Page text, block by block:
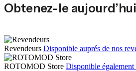
Obtenez-le aujourd’hui
Revendeurs Disponible auprés de nos
ROTOMOD Store Disponible également